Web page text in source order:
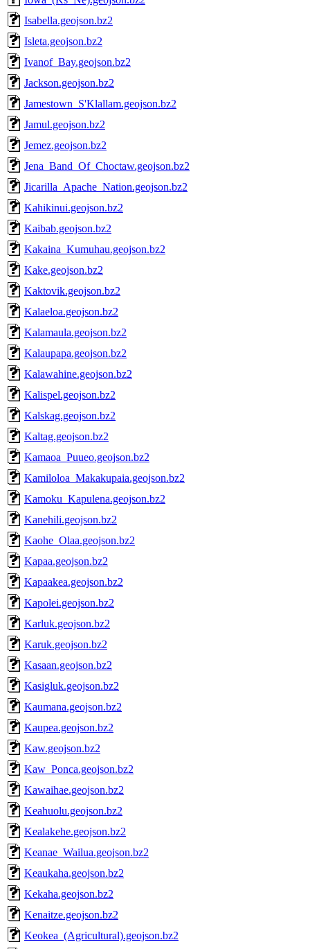
Isabella.geojson.bz2
Isleta.geojson.bz2
Ivanof_Bay.geojson.bz2
Jackson.geojson.bz2
Jamestown_S'Klallam.geojson.bz2
Jamul.geojson.bz2
Jemez.geojson.bz2
Jena_Band_Of_Choctaw.geojson.bz2
Jicarilla_Apache_Nation.geojson.bz2
Kahikinui.geojson.bz2
Kaibab.geojson.bz2
Kakaina_Kumuhau.geojson.bz2
Kake.geojson.bz2
Kaktovik.geojson.bz2
Kalaeloa.geojson.bz2
Kalamaula.geojson.bz2
Kalaupapa.geojson.bz2
Kalawahine.geojson.bz2
Kalispel.geojson.bz2
Kalskag.geojson.bz2
Kaltag.geojson.bz2
Kamaoa_Puueo.geojson.bz2
Kamiloloa_Makakupaia.geojson.bz2
Kamoku_Kapulena.geojson.bz2
Kanehili.geojson.bz2
Kaohe_Olaa.geojson.bz2
Kapaa.geojson.bz2
Kapaakea.geojson.bz2
Kapolei.geojson.bz2
Karluk.geojson.bz2
Karuk.geojson.bz2
Kasaan.geojson.bz2
Kasigluk.geojson.bz2
Kaumana.geojson.bz2
Kaupea.geojson.bz2
Kaw.geojson.bz2
Kaw_Ponca.geojson.bz2
Kawaihae.geojson.bz2
Keahuolu.geojson.bz2
Kealakehe.geojson.bz2
Keanae_Wailua.geojson.bz2
Keaukaha.geojson.bz2
Kekaha.geojson.bz2
Kenaitze.geojson.bz2
Keokea_(Agricultural).geojson.bz2